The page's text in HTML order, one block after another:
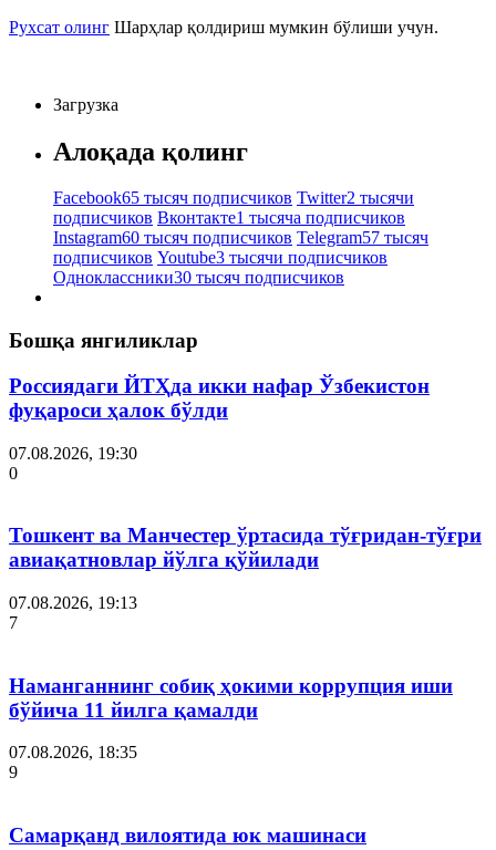
Рухсат олинг Шарҳлар қолдириш мумкин бўлиши учун.
Загрузка
Алоқада қолинг
Facebook65 тысяч подписчиков Twitter2 тысячи
подписчиков Вконтакте1 тысяча подписчиков
Instagram60 тысяч подписчиков Telegram57 тысяч
подписчиков Youtube3 тысячи подписчиков
Одноклассники30 тысяч подписчиков
Бошқа янгиликлар
Россиядаги ЙТҲда икки нафар Ўзбекистон
фуқароси ҳалок бўлди
07.08.2026, 19:30
0
Тошкент ва Манчестер ўртасида тўғридан-тўғри
авиақатновлар йўлга қўйилади
07.08.2026, 19:13
7
Наманганнинг собиқ ҳокими коррупция иши
бўйича 11 йилга қамалди
07.08.2026, 18:35
9
Самарқанд вилоятида юк машинаси